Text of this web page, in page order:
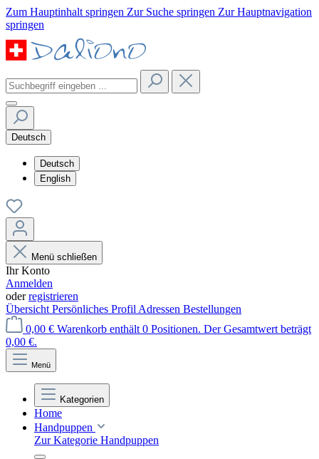
Zum Hauptinhalt springen Zur Suche springen Zur Hauptnavigation
springen
Deutsch
Deutsch
English
Menü schließen
Ihr Konto
Anmelden
oderregistrieren
Übersicht Persönliches Profil Adressen Bestellungen
0,00 € Warenkorb enthält 0 Positionen. Der Gesamtwert beträgt
0,00 €.
Menü
Kategorien
Home
Handpuppen
Zur Kategorie Handpuppen